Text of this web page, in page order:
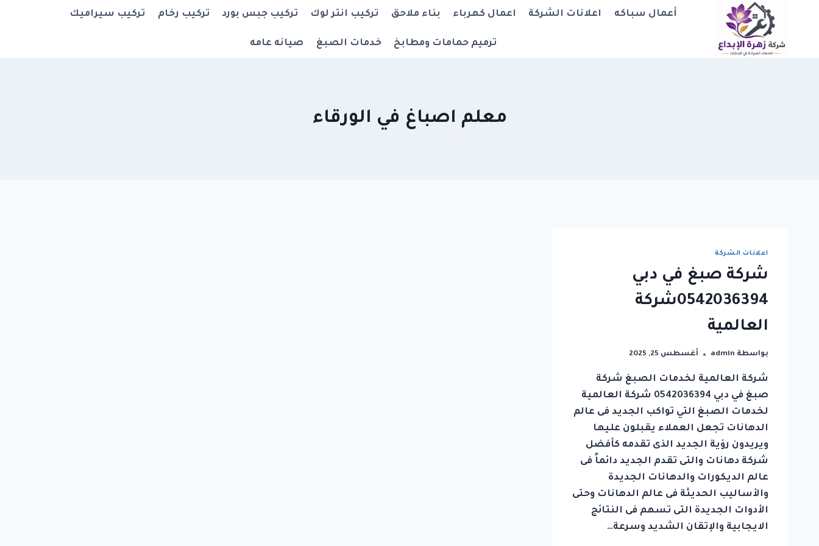
المحتوى
أعمال سباكه اعلانات الشركة اعمال كهرباء بناء ملاحق تركيب انتر لوك تركيب جبس بورد تركيب رخام تركيب سيراميك
ترميم حمامات ومطابخ خدمات الصبغ صيانه عامه
معلم اصباغ في الورقاء
اعلانات الشركة
شركة صبغ في دبي
0542036394شركة
العالمية
بواسطة admin أغسطس 25, 2025
شركة العالمية لخدمات الصبغ شركة
صبغ في دبي 0542036394 شركة العالمية
لخدمات الصبغ التي تواكب الجديد فى عالم
الدهانات تجعل العملاء يقبلون عليها
ويريدون رؤية الجديد الذى تقدمه كأفضل
شركة دهانات والتى تقدم الجديد دائماً فى
عالم الديكورات والدهانات الجديدة
والأساليب الحديثة فى عالم الدهانات وحتى
الأدوات الجديدة التى تسهم فى النتائج
الايجابية والإتقان الشديد وسرعة…